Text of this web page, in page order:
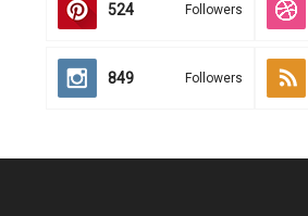
524 Followers
849 Followers